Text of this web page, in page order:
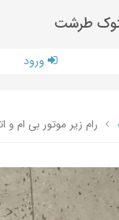
طرشت
ورود
رام زیر موتور بی ام و